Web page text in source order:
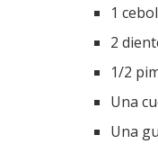
1
2
1/2
Una
Una